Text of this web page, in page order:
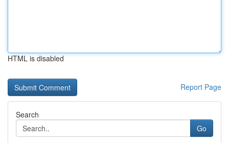
HTML is disabled
Report Page
Search
Go